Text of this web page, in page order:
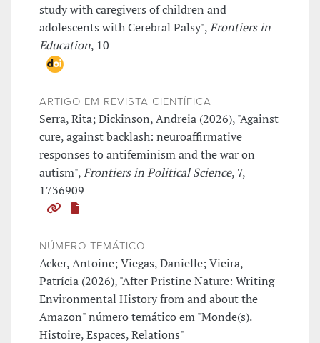
study with caregivers of children and
adolescents with Cerebral Palsy",Frontiers in
Education, 10
ARTIGO EM REVISTA CIENTÍFICA
Serra, Rita; Dickinson, Andreia (2026), "Against
cure, against backlash: neuroaffirmative
responses to antifeminism and the war on
autism",Frontiers in Political Science, 7,
1736909
NÚMERO TEMÁTICO
Acker, Antoine; Viegas, Danielle; Vieira,
Patrícia (2026), "After Pristine Nature: Writing
Environmental History from and about the
Amazon" número temático em "Monde(s).
Histoire, Espaces, Relations"